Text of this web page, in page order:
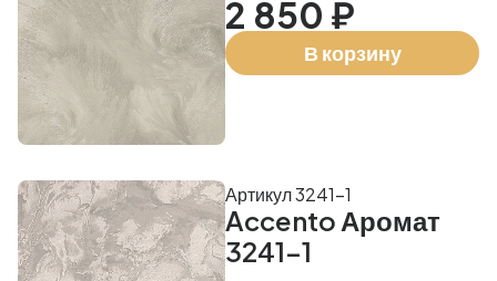
2 850 ₽
В корзину
Accento Аромат
3241-1
Артикул 3241-1